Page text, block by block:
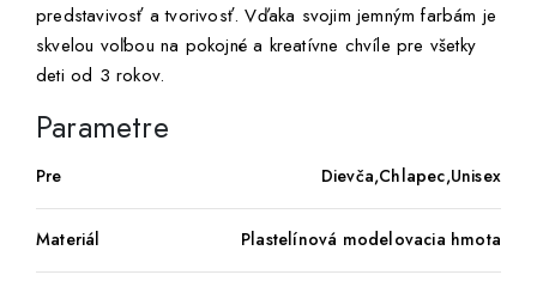
predstavivosť a tvorivosť. Vďaka svojim jemným farbám je
skvelou voľbou na pokojné a kreatívne chvíle pre všetky
deti od 3 rokov.
Parametre
Pre Dievča,Chlapec,Unisex
Materiál Plastelínová modelovacia hmota